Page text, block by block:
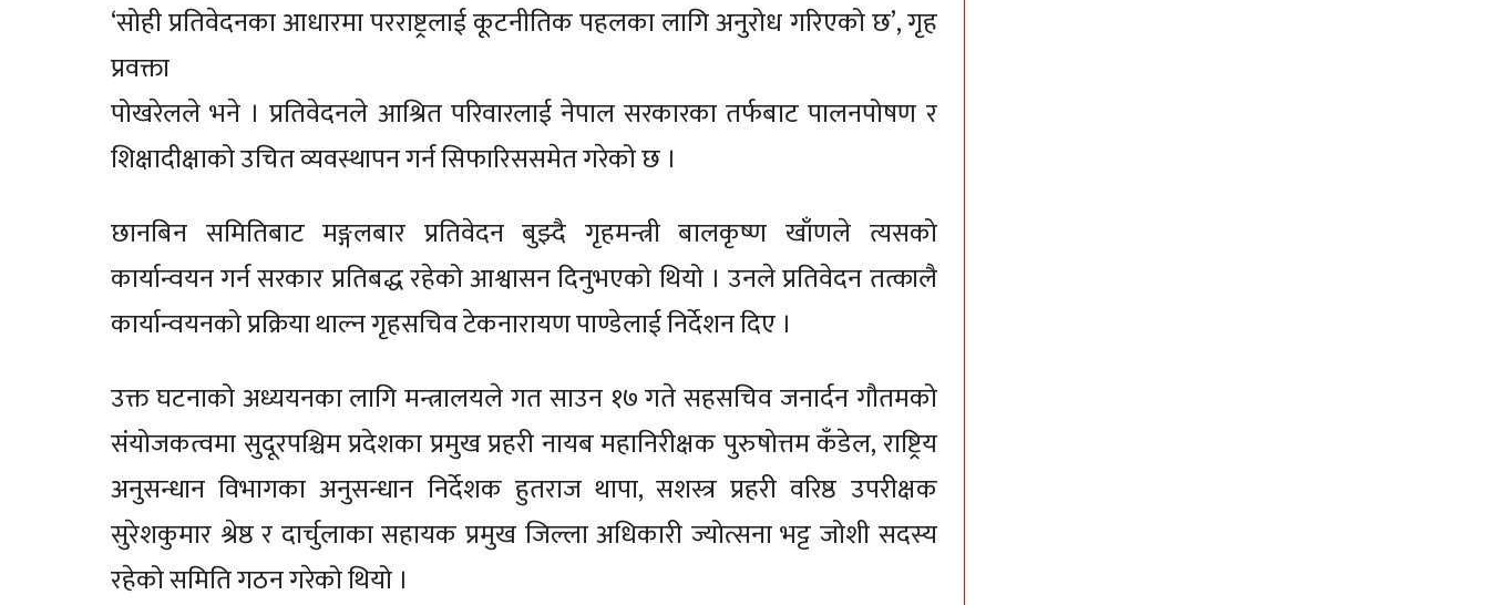
‘सोही प्रतिवेदनका आधारमा परराष्ट्रलाई कूटनीतिक पहलका लागि अनुरोध गरिएको छ’, गृह
प्रवक्ता
पोखरेलले भने । प्रतिवेदनले आश्रित परिवारलाई नेपाल सरकारका तर्फबाट पालनपोषण र
शिक्षादीक्षाको उचित व्यवस्थापन गर्न सिफारिससमेत गरेको छ ।
छानबिन समितिबाट मङ्गलबार प्रतिवेदन बुझ्दै गृहमन्त्री बालकृष्ण खाँणले त्यसको
कार्यान्वयन गर्न सरकार प्रतिबद्ध रहेको आश्वासन दिनुभएको थियो । उनले प्रतिवेदन तत्कालै
कार्यान्वयनको प्रक्रिया थाल्न गृहसचिव टेकनारायण पाण्डेलाई निर्देशन दिए ।
उक्त घटनाको अध्ययनका लागि मन्त्रालयले गत साउन १७ गते सहसचिव जनार्दन गौतमको
संयोजकत्वमा सुदूरपश्चिम प्रदेशका प्रमुख प्रहरी नायब महानिरीक्षक पुरुषोत्तम कँडेल, राष्ट्रिय
अनुसन्धान विभागका अनुसन्धान निर्देशक हुतराज थापा, सशस्त्र प्रहरी वरिष्ठ उपरीक्षक
सुरेशकुमार श्रेष्ठ र दार्चुलाका सहायक प्रमुख जिल्ला अधिकारी ज्योत्सना भट्ट जोशी सदस्य
रहेको समिति गठन गरेको थियो ।